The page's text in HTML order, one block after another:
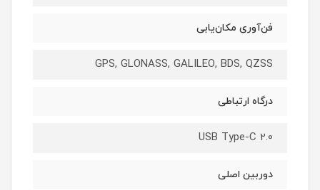
فن‌آوری مکان‌یابی
GPS, GLONASS, GALILEO, BDS, QZSS
درگاه ارتباطی
USB Type-C 2.0
دوربین اصلی